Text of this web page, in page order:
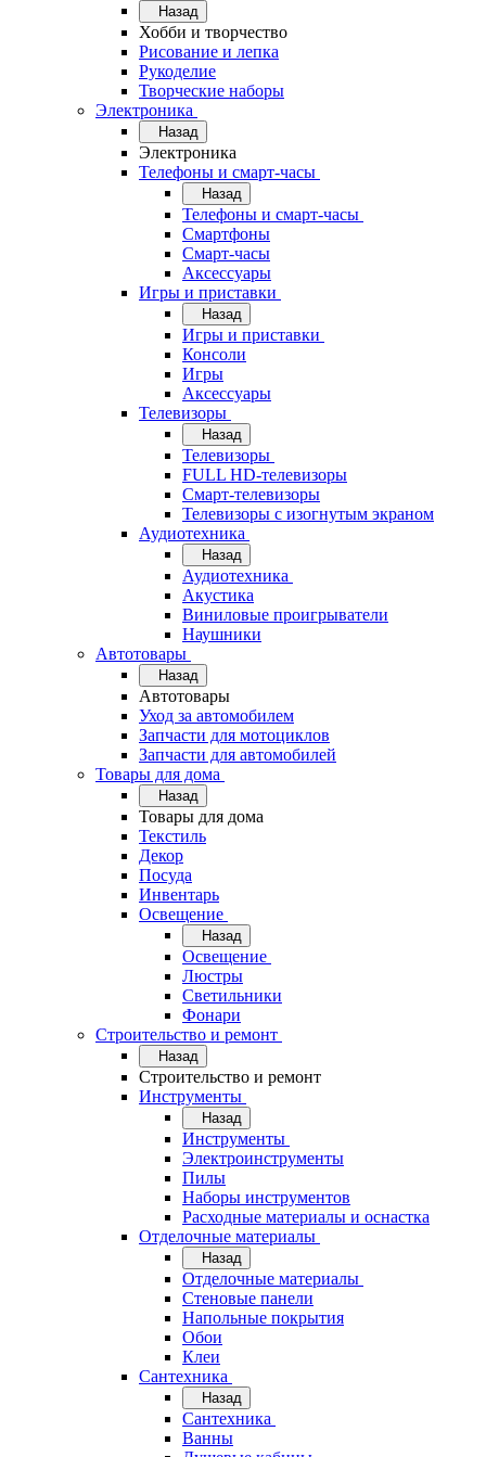
Назад
Хобби и творчество
Рисование и лепка
Рукоделие
Творческие наборы
Электроника
Назад
Электроника
Телефоны и смарт-часы
Назад
Телефоны и смарт-часы
Смартфоны
Смарт-часы
Аксессуары
Игры и приставки
Назад
Игры и приставки
Консоли
Игры
Аксессуары
Телевизоры
Назад
Телевизоры
FULL HD-телевизоры
Смарт-телевизоры
Телевизоры с изогнутым экраном
Аудиотехника
Назад
Аудиотехника
Акустика
Виниловые проигрыватели
Наушники
Автотовары
Назад
Автотовары
Уход за автомобилем
Запчасти для мотоциклов
Запчасти для автомобилей
Товары для дома
Назад
Товары для дома
Текстиль
Декор
Посуда
Инвентарь
Освещение
Назад
Освещение
Люстры
Светильники
Фонари
Строительство и ремонт
Назад
Строительство и ремонт
Инструменты
Назад
Инструменты
Электроинструменты
Пилы
Наборы инструментов
Расходные материалы и оснастка
Отделочные материалы
Назад
Отделочные материалы
Стеновые панели
Напольные покрытия
Обои
Клеи
Сантехника
Назад
Сантехника
Ванны